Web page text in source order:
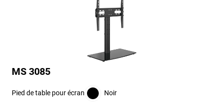
MS 3085
Pied de table pour écran Noir